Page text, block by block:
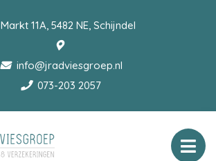
Markt 11A, 5482 NE, Schijndel
info@jradviesgroep.nl
073-203 2057